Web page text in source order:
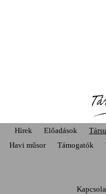
Hírek Előadások
Havi műsor
Támogatók